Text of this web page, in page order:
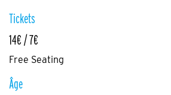
Tickets
14€ / 7€
Free Seating
Âge